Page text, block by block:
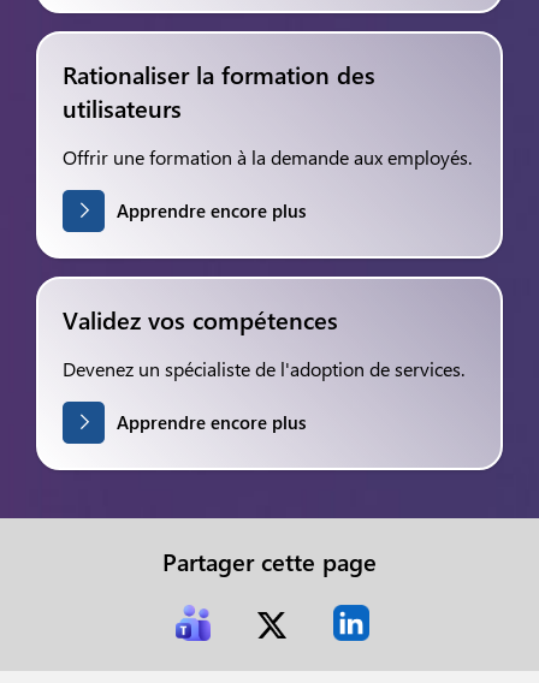
Rationaliser la formation des
utilisateurs
Offrir une formation à la demande aux employés.
Apprendre encore plus
Validez vos compétences
Devenez un spécialiste de l'adoption de services.
Apprendre encore plus
Partager cette page